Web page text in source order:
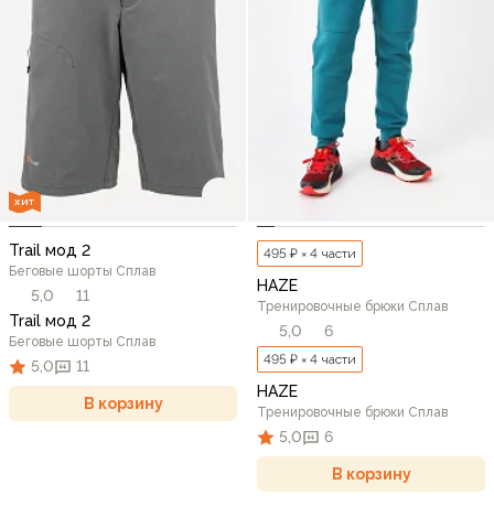
ХИТ
Trail мод 2
Беговые шорты Сплав
5,0
11
Trail мод 2
Беговые шорты Сплав
5,0 11
В корзину
495 ₽ × 4 части
HAZE
Тренировочные брюки Сплав
5,0 6
495 ₽ × 4 части
HAZE
Тренировочные брюки Сплав
5,0 6
В корзину